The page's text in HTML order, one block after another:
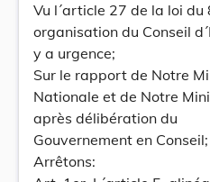
Vu l´article 27 de la loi
organisation du Conseil
y a urgence;
Sur le rapport de Notre
Nationale et de Notre
après délibération du
Gouvernement en Conseil;
Arrêtons: